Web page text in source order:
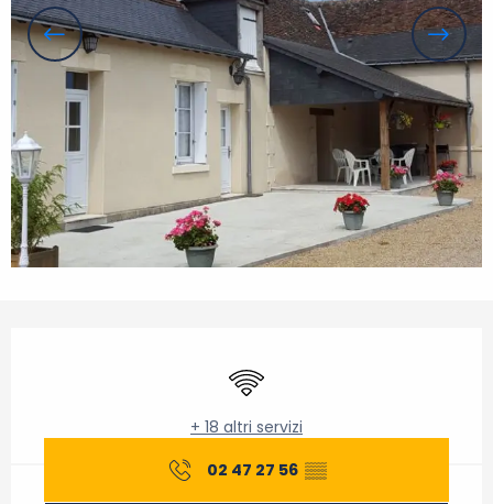
Wi-Fi
+ 18 altri servizi
02 47 27 56 ▒▒